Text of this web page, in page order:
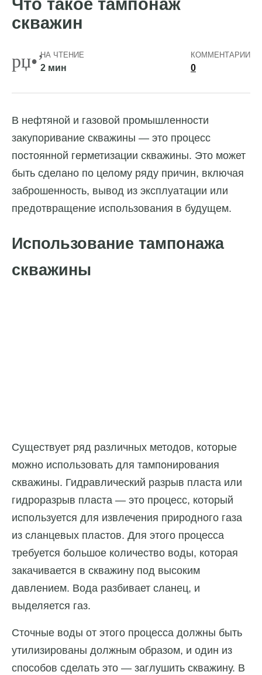
Что такое тампонаж
скважин
НА ЧТЕНИЕ
2 мин
КОММЕНТАРИИ
0
В нефтяной и газовой промышленности
закупоривание скважины — это процесс
постоянной герметизации скважины. Это может
быть сделано по целому ряду причин, включая
заброшенность, вывод из эксплуатации или
предотвращение использования в будущем.
Использование тампонажа
скважины
Существует ряд различных методов, которые
можно использовать для тампонирования
скважины. Гидравлический разрыв пласта или
гидроразрыв пласта — это процесс, который
используется для извлечения природного газа
из сланцевых пластов. Для этого процесса
требуется большое количество воды, которая
закачивается в скважину под высоким
давлением. Вода разбивает сланец, и
выделяется газ.
Сточные воды от этого процесса должны быть
утилизированы должным образом, и один из
способов сделать это — заглушить скважину. В